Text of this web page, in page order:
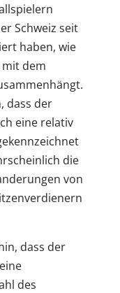
Schweiz seit
haben, wie
dem
dass der
eine relativ
die
von
dass der
des